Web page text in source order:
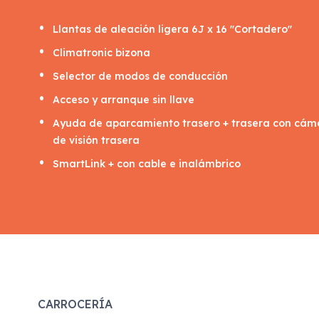
Llantas de aleación ligera 6J x 16 "Cortadero"
Climatronic bizona
Selector de modos de conducción
Acceso y arranque sin llave
Ayuda de aparcamiento trasero + trasera con
de visión trasera
SmartLink + con cable e inalámbrico
CARROCERÍA